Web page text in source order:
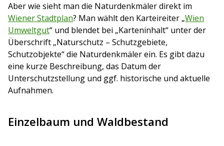
Aber wie sieht man die Naturdenkmäler direkt im
Wiener Stadtplan? Man wählt den Karteireiter „Wien
Umweltgut“ und blendet bei „Karteninhalt“ unter der
Überschrift „Naturschutz – Schutzgebiete,
Schutzobjekte“ die Naturdenkmäler ein. Es gibt dazu
eine kurze Beschreibung, das Datum der
Unterschutzstellung und ggf. historische und aktuelle
Aufnahmen.
Einzelbaum und Waldbestand